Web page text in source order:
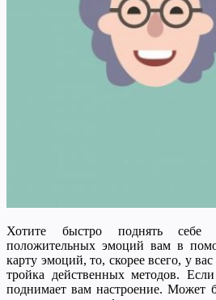
Хотите быстро поднять себе
положительных эмоций вам в
карту эмоций, то, скорее всего, у
тройка действенных методов.
поднимает вам настроение. Может